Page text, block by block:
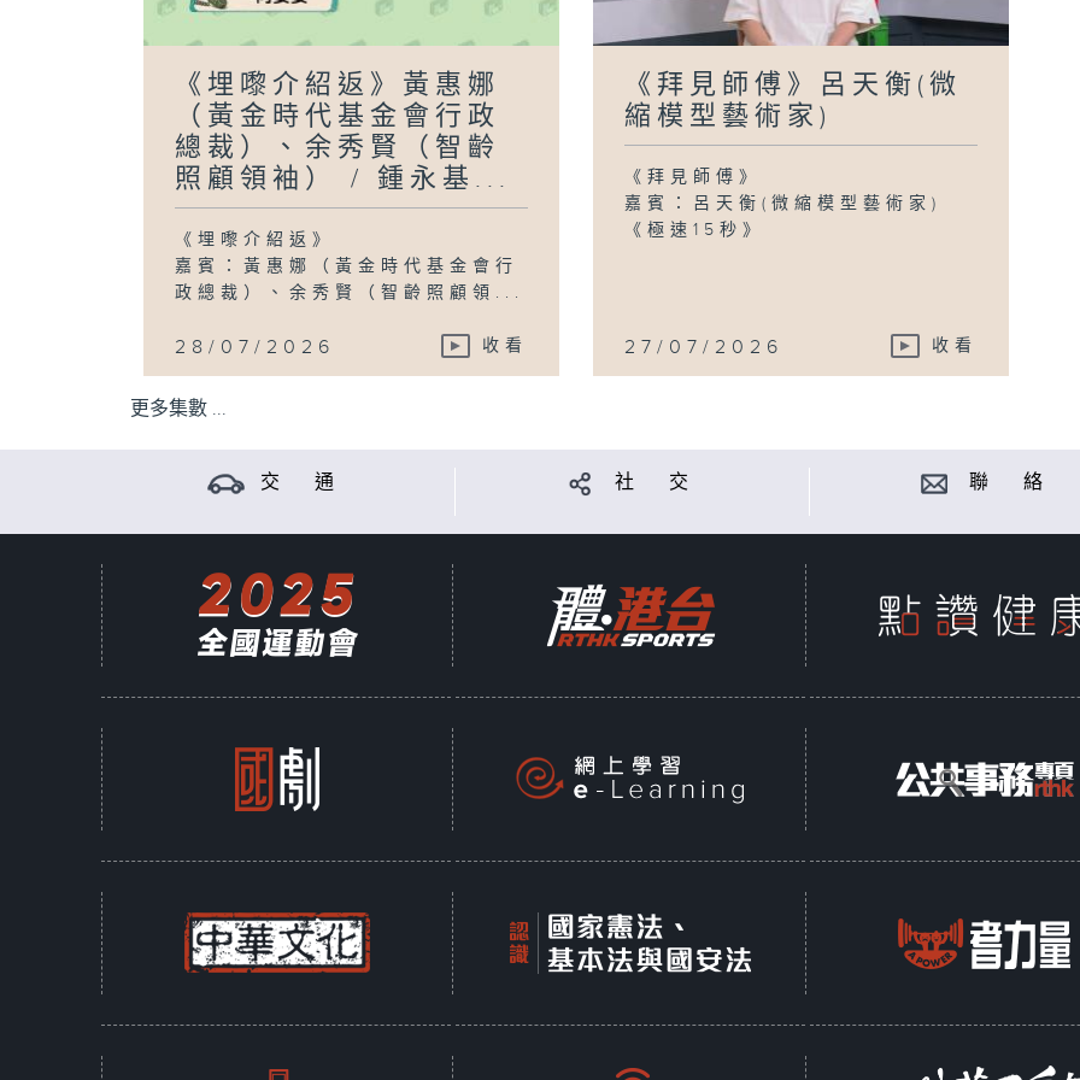
《埋嚟介紹返》黃惠娜
（黃金時代基金會行政
總裁）、余秀賢（智齡
照顧領袖） / 鍾永基...
《埋嚟介紹返》
嘉賓：黃惠娜（黃金時代基金會行
政總裁）、余秀賢（智齡照顧領...
28/07/2026 收看
《拜見師傅》呂天衡(微
縮模型藝術家)
《拜見師傅》
嘉賓：呂天衡(微縮模型藝術家)
《極速15秒》
27/07/2026 收看
更多集數 ...
交 通 社 交 聯 絡